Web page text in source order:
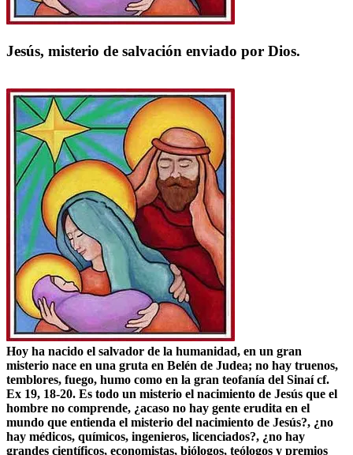
Jesús, misterio de salvación enviado por Dios.
Hoy ha nacido el salvador de la humanidad, en un gran
misterio nace en una gruta en Belén de Judea; no hay truenos,
temblores, fuego, humo como en la gran teofanía del Sinaí cf.
Ex 19, 18-20. Es todo un misterio el nacimiento de Jesús que el
hombre no comprende, ¿acaso no hay gente erudita en el
mundo que entienda el misterio del nacimiento de Jesús?, ¿no
hay médicos, químicos, ingenieros, licenciados?, ¿no hay
grandes científicos, economistas, biólogos, teólogos y premios